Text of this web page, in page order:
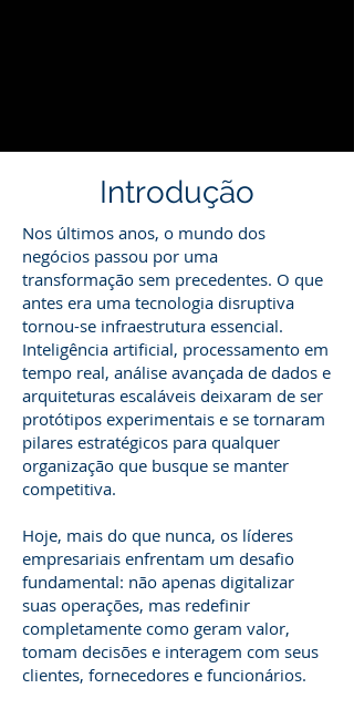
Introdução
Nos últimos anos, o mundo dos
negócios passou por uma
transformação sem precedentes. O que
antes era uma tecnologia disruptiva
tornou-se infraestrutura essencial.
Inteligência artificial, processamento em
tempo real, análise avançada de dados e
arquiteturas escaláveis deixaram de ser
protótipos experimentais e se tornaram
pilares estratégicos para qualquer
organização que busque se manter
competitiva.
Hoje, mais do que nunca, os líderes
empresariais enfrentam um desafio
fundamental: não apenas digitalizar
suas operações, mas redefinir
completamente como geram valor,
tomam decisões e interagem com seus
clientes, fornecedores e funcionários.